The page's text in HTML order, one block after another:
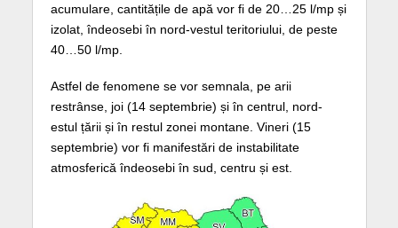
acumulare, cantitățile de apă vor fi de 20…25 l/mp și
izolat, îndeosebi în nord-vestul teritoriului, de peste
40…50 l/mp.
Astfel de fenomene se vor semnala, pe arii
restrânse, joi (14 septembrie) și în centrul, nord-
estul țării și în restul zonei montane. Vineri (15
septembrie) vor fi manifestări de instabilitate
atmosferică îndeosebi în sud, centru și est.